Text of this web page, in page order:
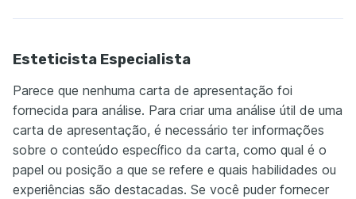
Esteticista Especialista
Parece que nenhuma carta de apresentação foi
fornecida para análise. Para criar uma análise útil de uma
carta de apresentação, é necessário ter informações
sobre o conteúdo específico da carta, como qual é o
papel ou posição a que se refere e quais habilidades ou
experiências são destacadas. Se você puder fornecer